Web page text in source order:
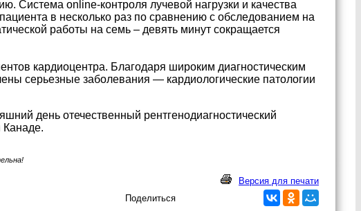
Система online-контроля лучевой нагрузки и качества
в несколько раз по сравнению с обследованием на
работы на семь – девять минут сокращается
кардиоцентра. Благодаря широким диагностическим
серьезные заболевания — кардиологические патологии
день отечественный рентгенодиагностический
Версия для печати
Поделиться